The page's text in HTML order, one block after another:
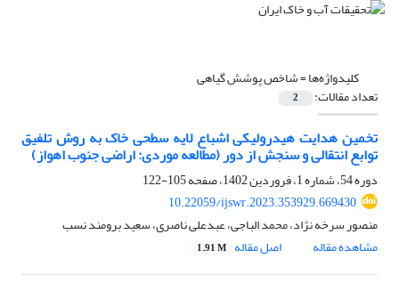
کلیدواژه‌ها =شاخص پوشش گیاهی
تعداد مقالات: 2
تخمین هدایت هیدرولیکی اشباع لایه سطحی خاک به روش تلفیق
توابع انتقالی و سنجش از دور (مطالعه موردی: اراضی جنوب اهواز)
دوره 54، شماره 1، فروردین 1402، صفحه
105-122
10.22059/ijswr.2023.353929.669430
منصور سرخه نژاد، محمد الباجی، عبدعلی ناصری، سعید برومند نسب
مشاهده مقاله
اصل مقاله 1.91 M